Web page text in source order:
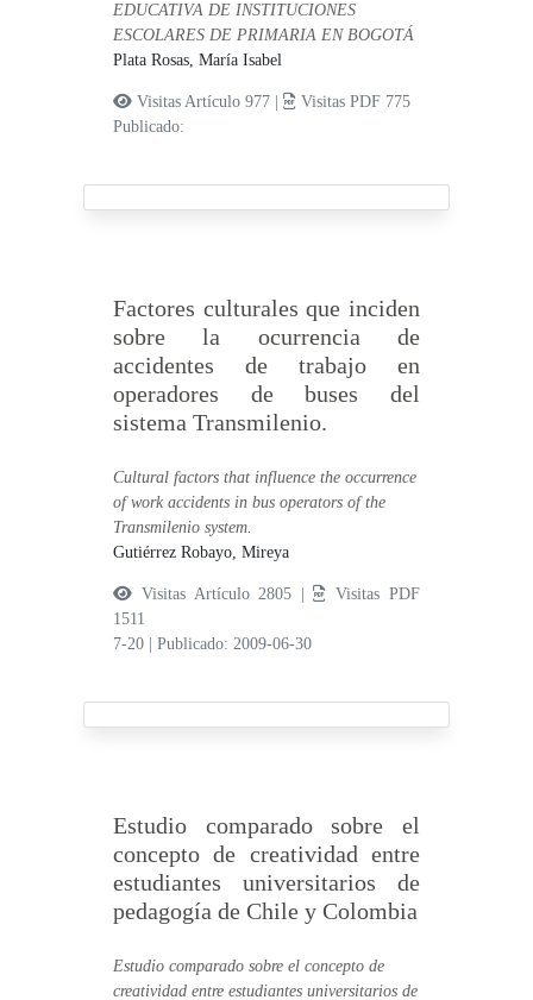
EDUCATIVA DE INSTITUCIONES
ESCOLARES DE PRIMARIA EN BOGOTÁ
Plata Rosas, María Isabel
Visitas Artículo 977 |
Visitas PDF 775
Publicado:
Factores culturales que inciden
sobre la ocurrencia de
accidentes de trabajo en
operadores de buses del
sistema Transmilenio.
Cultural factors that influence the occurrence
of work accidents in bus operators of the
Transmilenio system.
Gutiérrez Robayo, Mireya
Visitas Artículo 2805 |
Visitas PDF
1511
7-20
|Publicado: 2009-06-30
Estudio comparado sobre el
concepto de creatividad entre
estudiantes universitarios de
pedagogía de Chile y Colombia
Estudio comparado sobre el concepto de
creatividad entre estudiantes universitarios de